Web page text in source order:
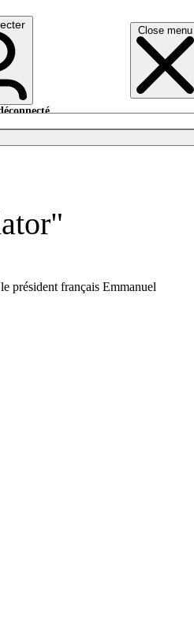
Close menu
président français Emmanuel